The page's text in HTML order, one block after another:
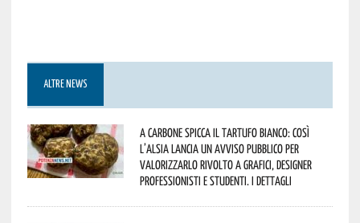
ALTRE NEWS
A Carbone spicca il tartufo bianco: così
l’Alsia lancia un avviso pubblico per
valorizzarlo rivolto a grafici, designer
professionisti e studenti. I dettagli